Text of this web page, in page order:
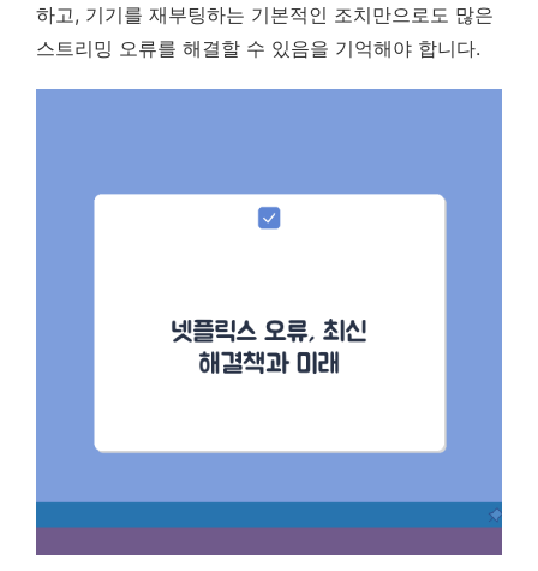
하고, 기기를 재부팅하는 기본적인 조치만으로도 많은
스트리밍 오류를 해결할 수 있음을 기억해야 합니다.